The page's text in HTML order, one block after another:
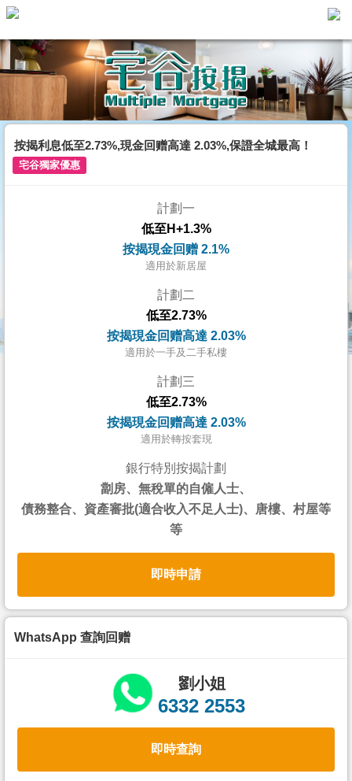
主
搵
樓/
成
地
數
據
按揭利息低至2.73%,現金回赠高達 2.03%,保證全城最高！
宅谷獨家優惠
計劃一
低至H+1.3%
按揭現金回赠 2.1%
適用於新居屋
計劃二
低至2.73%
按揭現金回赠高達 2.03%
適用於一手及二手私樓
計劃三
低至2.73%
按揭現金回赠高達 2.03%
適用於轉按套現
銀行特別按揭計劃
劏房、無稅單的自僱人士、
債務整合、資產審批(適合收入不足人士)、唐樓、村屋等
等
即時申請
WhatsApp 查詢回赠
劉小姐
6332 2553
即時查詢